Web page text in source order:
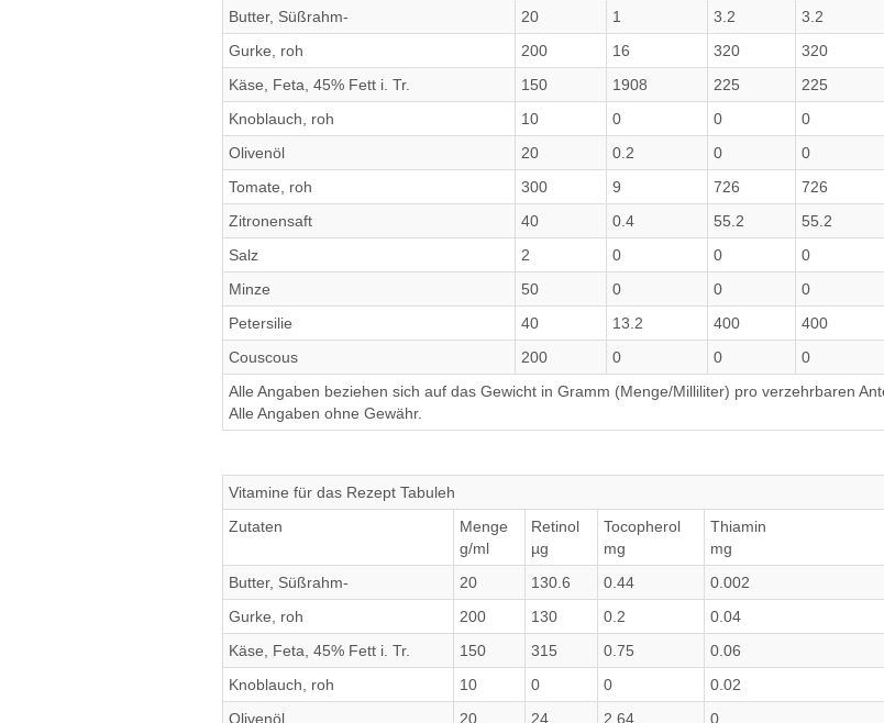
Butter, Süßrahm-
20 1 3.2 3.2
Gurke, roh
200 16 320 320
Käse, Feta, 45% Fett i. Tr.
150 1908 225 225
Knoblauch, roh
10 0 0 0
Olivenöl
20 0.2 0 0
Tomate, roh
300 9 726 726
Zitronensaft
40 0.4 55.2 55.2
Salz
2 0 0 0
Minze
50 0 0 0
Petersilie
40 13.2 400 400
Couscous
200 0 0 0
Alle Angaben beziehen sich auf das Gewicht in Gramm (Menge/Milliliter) pro verzehrbaren
Alle Angaben ohne Gewähr.
Vitamine für das Rezept Tabuleh
Zutaten
Menge
g/ml
Retinol
µg
Tocopherol
mg
Thiamin
mg
Butter, Süßrahm-
20 130.6 0.44 0.002
Gurke, roh
200 130 0.2 0.04
Käse, Feta, 45% Fett i. Tr.
150 315 0.75 0.06
Knoblauch, roh
10 0 0 0.02
Olivenöl
20 24 2.64 0